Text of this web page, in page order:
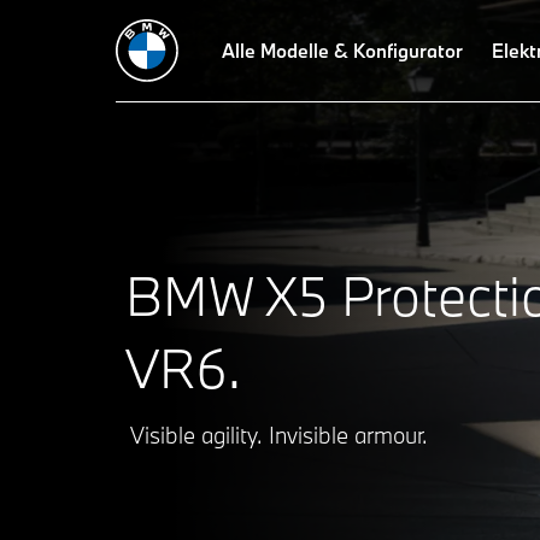
Alle Modelle & Konfigurator
BMW X5
VR6.
Visible agility. Invisible armour.
Protection-Konzept Schutzausrüstung